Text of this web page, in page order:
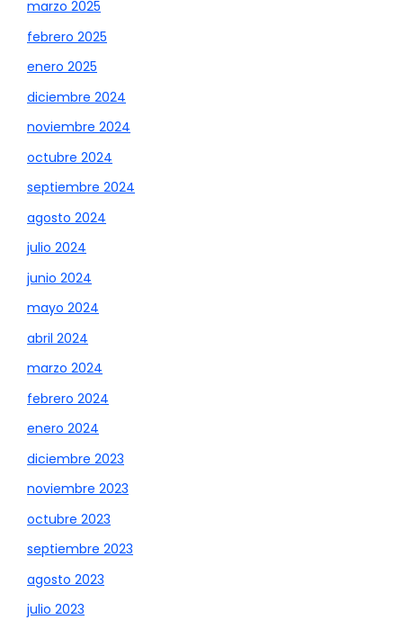
marzo 2025
febrero 2025
enero 2025
diciembre 2024
noviembre 2024
octubre 2024
septiembre 2024
agosto 2024
julio 2024
junio 2024
mayo 2024
abril 2024
marzo 2024
febrero 2024
enero 2024
diciembre 2023
noviembre 2023
octubre 2023
septiembre 2023
agosto 2023
julio 2023